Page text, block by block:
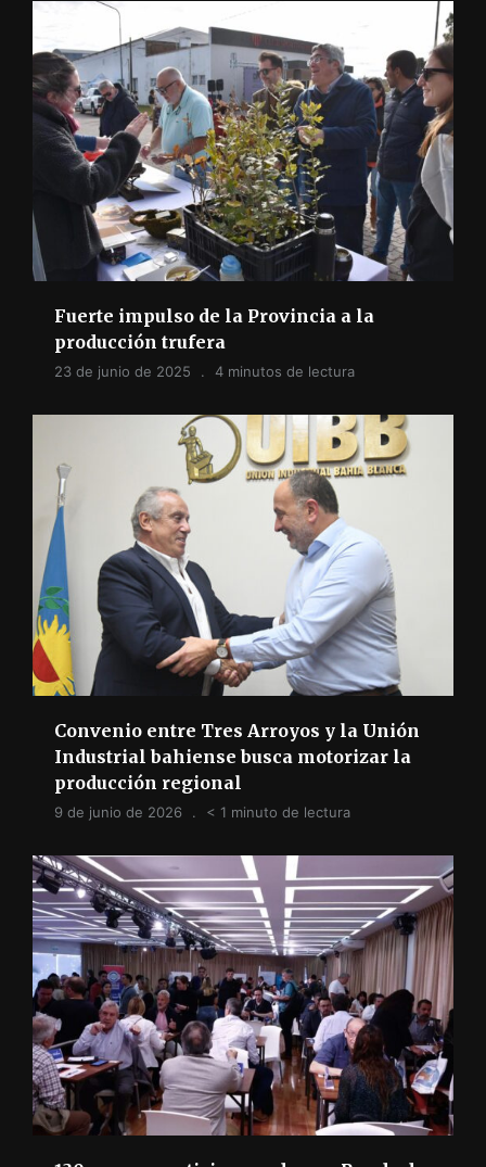
Fuerte impulso de la Provincia a la
producción trufera
23 de junio de 2025 4 minutos de lectura
Convenio entre Tres Arroyos y la Unión
Industrial bahiense busca motorizar la
producción regional
9 de junio de 2026 < 1 minuto de lectura